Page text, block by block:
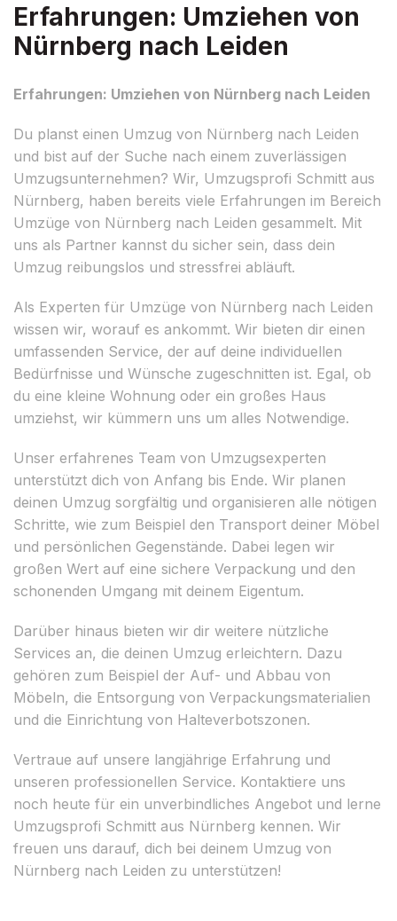
Erfahrungen: Umziehen von
Nürnberg nach Leiden
Erfahrungen: Umziehen von Nürnberg nach Leiden
Du planst einen Umzug von Nürnberg nach Leiden
und bist auf der Suche nach einem zuverlässigen
Umzugsunternehmen? Wir, Umzugsprofi Schmitt aus
Nürnberg, haben bereits viele Erfahrungen im Bereich
Umzüge von Nürnberg nach Leiden gesammelt. Mit
uns als Partner kannst du sicher sein, dass dein
Umzug reibungslos und stressfrei abläuft.
Als Experten für Umzüge von Nürnberg nach Leiden
wissen wir, worauf es ankommt. Wir bieten dir einen
umfassenden Service, der auf deine individuellen
Bedürfnisse und Wünsche zugeschnitten ist. Egal, ob
du eine kleine Wohnung oder ein großes Haus
umziehst, wir kümmern uns um alles Notwendige.
Unser erfahrenes Team von Umzugsexperten
unterstützt dich von Anfang bis Ende. Wir planen
deinen Umzug sorgfältig und organisieren alle nötigen
Schritte, wie zum Beispiel den Transport deiner Möbel
und persönlichen Gegenstände. Dabei legen wir
großen Wert auf eine sichere Verpackung und den
schonenden Umgang mit deinem Eigentum.
Darüber hinaus bieten wir dir weitere nützliche
Services an, die deinen Umzug erleichtern. Dazu
gehören zum Beispiel der Auf- und Abbau von
Möbeln, die Entsorgung von Verpackungsmaterialien
und die Einrichtung von Halteverbotszonen.
Vertraue auf unsere langjährige Erfahrung und
unseren professionellen Service. Kontaktiere uns
noch heute für ein unverbindliches Angebot und lerne
Umzugsprofi Schmitt aus Nürnberg kennen. Wir
freuen uns darauf, dich bei deinem Umzug von
Nürnberg nach Leiden zu unterstützen!